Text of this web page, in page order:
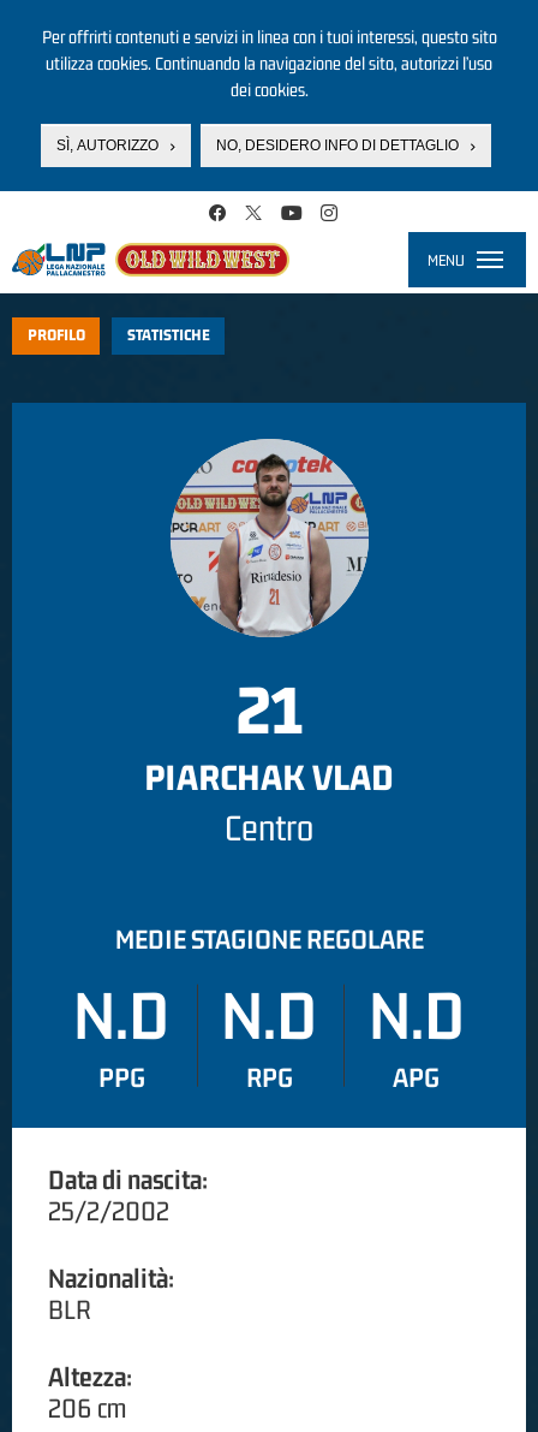
Per offrirti contenuti e servizi in linea con i tuoi interessi, questo sito
utilizza cookies. Continuando la navigazione del sito, autorizzi l’uso
dei cookies.
SÌ, AUTORIZZO NO, DESIDERO INFO DI DETTAGLIO
MENU
PROFILO STATISTICHE
21
PIARCHAK VLAD
Centro
MEDIE STAGIONE REGOLARE
N.D
PPG
N.D
RPG
N.D
APG
Data di nascita:
25/2/2002
Nazionalità:
BLR
Altezza:
206 cm